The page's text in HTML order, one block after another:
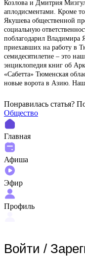
Козлова и Дмитрия
аплодисментами. Кроме
Якушева общественной
социальную
поблагодарил Владимира
приехавших на работу в
семидесятилетие – это
энциклопедия книг об
«Сабетта» Тюменская
новые ворота в Азию.
Понравилась статья?
Общество
Главная
Афиша
Эфир
Профиль
Войти /